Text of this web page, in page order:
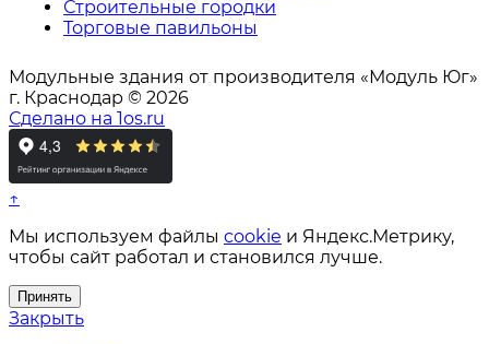
Строительные городки
Торговые павильоны
Модульные здания от производителя «Модуль Юг»
г. Краснодар © 2026
Сделано на 1os.ru
↑
Мы используем файлы cookie и Яндекс.Метрику,
чтобы сайт работал и становился лучше.
Принять
Закрыть